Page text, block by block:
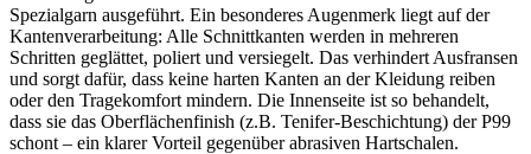
Spezialgarn ausgeführt. Ein besonderes Augenmerk liegt auf der
Kantenverarbeitung: Alle Schnittkanten werden in mehreren
Schritten geglättet, poliert und versiegelt. Das verhindert Ausfransen
und sorgt dafür, dass keine harten Kanten an der Kleidung reiben
oder den Tragekomfort mindern. Die Innenseite ist so behandelt,
dass sie das Oberflächenfinish (z.B. Tenifer-Beschichtung) der P99
schont – ein klarer Vorteil gegenüber abrasiven Hartschalen.